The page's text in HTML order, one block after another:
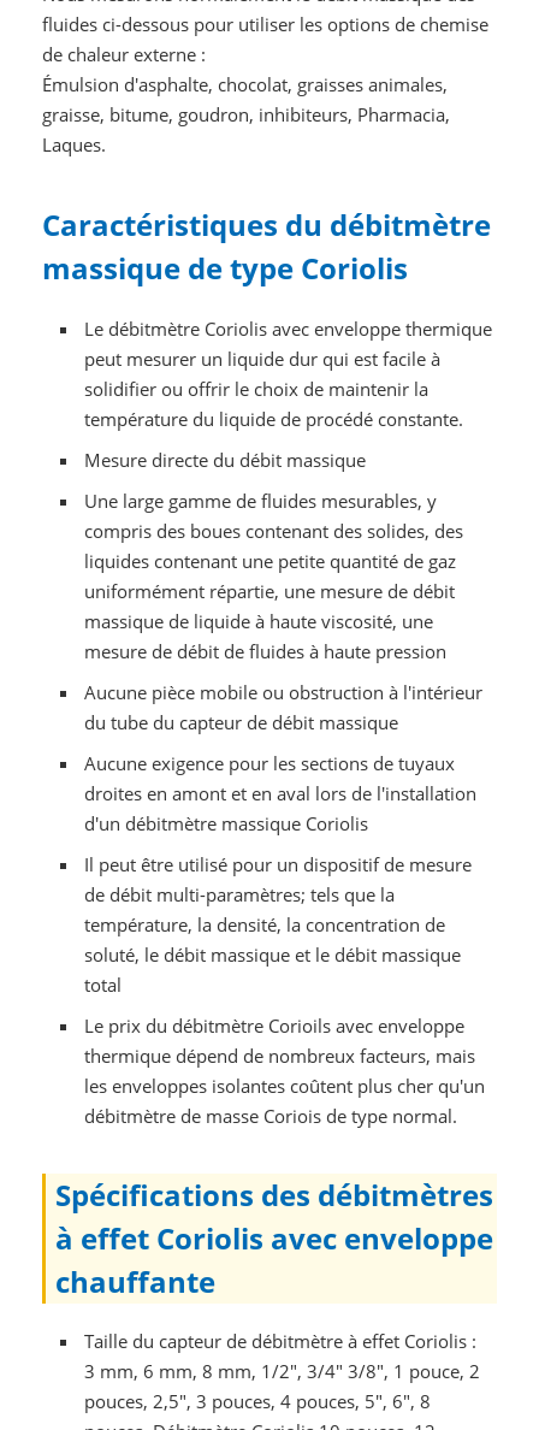
fluides ci-dessous pour utiliser les options de chemise
de chaleur externe :
Émulsion d'asphalte, chocolat, graisses animales,
graisse, bitume, goudron, inhibiteurs, Pharmacia,
Laques.
Caractéristiques du débitmètre
massique de type Coriolis
Le débitmètre Coriolis avec enveloppe thermique
peut mesurer un liquide dur qui est facile à
solidifier ou offrir le choix de maintenir la
température du liquide de procédé constante.
Mesure directe du débit massique
Une large gamme de fluides mesurables, y
compris des boues contenant des solides, des
liquides contenant une petite quantité de gaz
uniformément répartie, une mesure de débit
massique de liquide à haute viscosité, une
mesure de débit de fluides à haute pression
Aucune pièce mobile ou obstruction à l'intérieur
du tube du capteur de débit massique
Aucune exigence pour les sections de tuyaux
droites en amont et en aval lors de l'installation
d'un débitmètre massique Coriolis
Il peut être utilisé pour un dispositif de mesure
de débit multi-paramètres; tels que la
température, la densité, la concentration de
soluté, le débit massique et le débit massique
total
Le prix du débitmètre Corioils avec enveloppe
thermique dépend de nombreux facteurs, mais
les enveloppes isolantes coûtent plus cher qu'un
débitmètre de masse Coriois de type normal.
Spécifications des débitmètres
à effet Coriolis avec enveloppe
chauffante
Taille du capteur de débitmètre à effet Coriolis :
3 mm, 6 mm, 8 mm, 1/2", 3/4" 3/8", 1 pouce, 2
pouces, 2,5", 3 pouces, 4 pouces, 5", 6", 8